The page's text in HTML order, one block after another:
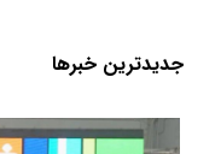
جدید‌ترین خبر‌ها